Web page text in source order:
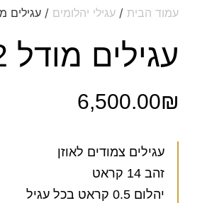
עמוד הבית / עגילי יהלומים / עגילים
עגילים מודל 2002
6,500.00₪
עגילים צמודים לאוזן
זהב 14 קראט
יהלום 0.5 קראט בכל עגיל